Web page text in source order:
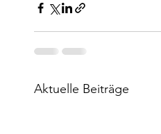
Aktuelle Beiträge